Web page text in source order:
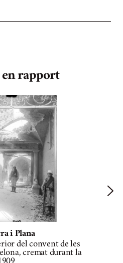
en rapport
i Plana
del convent de les
cremat durant la